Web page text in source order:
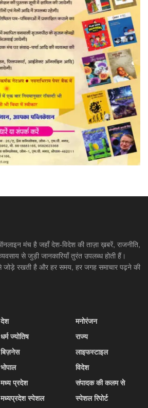
मंच है जहाँ देश-विदेश की ताज़ा ख़बरें, राजनीति,
से जुड़ी जानकारियाँ तुरंत उपलब्ध होती हैं।
जोड़े रखती है और हर समय, हर जगह समाचार पढ़ने की
देश
धर्म ज्योतिष
बिज़नेस
भोपाल
मध्य प्रदेश
मध्यप्रदेश स्पेशल
मनोरंजन
राज्य
लाइफस्टाइल
विदेश
संपादक की कलम से
स्पेशल रिपोर्ट